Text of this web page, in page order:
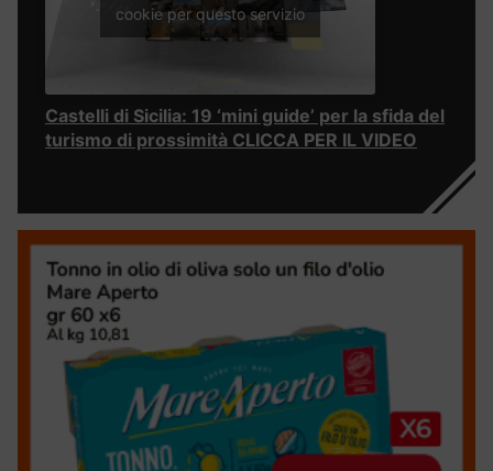
cookie per questo servizio
Castelli di Sicilia: 19 ‘mini guide’ per la sfida del
turismo di prossimità CLICCA PER IL VIDEO